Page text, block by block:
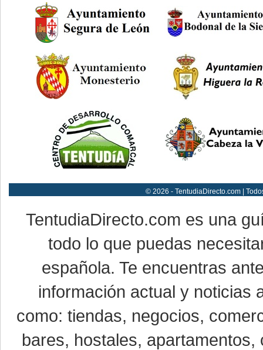
© 2026 - TentudiaDirecto.com |
TentudiaDirecto.com es una
todo lo que puedas
española. Te encuentras
información actual y noticias
como: tiendas, negocios,
bares, hostales,